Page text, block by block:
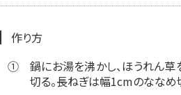
作り方
①
鍋にお湯を沸かし、ほうれん
切る。長ねぎは幅1cmのななめ